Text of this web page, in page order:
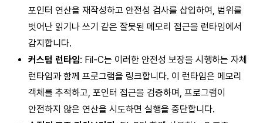
포인터 연산을 재작성하고 안전성 검사를 삽입하여, 범위를
벗어난 읽기나 쓰기 같은 잘못된 메모리 접근을 런타임에서
감지합니다.
커스텀 런타임: Fil-C는 이러한 안전성 보장을 시행하는 자체
런타임과 함께 프로그램을 링크합니다. 이 런타임은 메모리
객체를 추적하고, 포인터 접근을 검증하며, 프로그램이
안전하지 않은 연산을 시도하면 실행을 중단합니다.